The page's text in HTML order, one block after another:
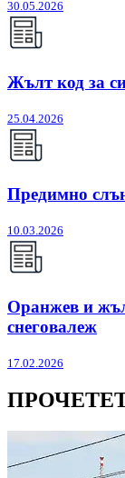
30.05.2026
Жълт код за
25.04.2026
Предимно
10.03.2026
Оранжев и
снеговалеж
17.02.2026